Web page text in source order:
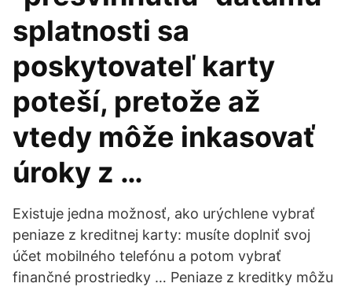
splatnosti sa
poskytovateľ karty
poteší, pretože až
vtedy môže inkasovať
úroky z …
Existuje jedna možnosť, ako urýchlene vybrať
peniaze z kreditnej karty: musíte doplniť svoj
účet mobilného telefónu a potom vybrať
finančné prostriedky … Peniaze z kreditky môžu